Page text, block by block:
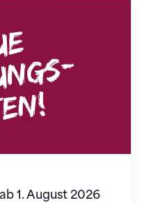
1. August 2026
August 2026